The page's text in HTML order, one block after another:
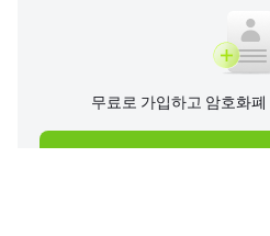
무료로 가입하고 암호화